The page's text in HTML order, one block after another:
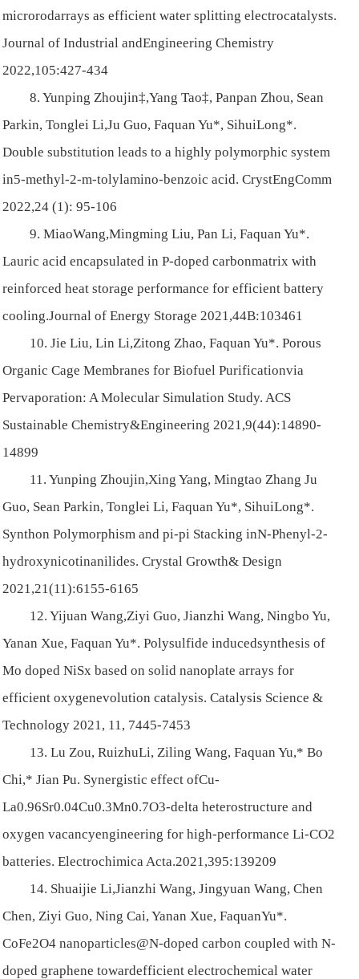
microrodarrays as efficient water splitting electrocatalysts.
Journal of Industrial andEngineering Chemistry
2022,105:427-434
8. Yunping Zhoujin‡,Yang Tao‡, Panpan Zhou, Sean
Parkin, Tonglei Li,Ju Guo, Faquan Yu*, SihuiLong*.
Double substitution leads to a highly polymorphic system
in5-methyl-2-m-tolylamino-benzoic acid. CrystEngComm
2022,24 (1): 95-106
9. MiaoWang,Mingming Liu, Pan Li, Faquan Yu*.
Lauric acid encapsulated in P-doped carbonmatrix with
reinforced heat storage performance for efficient battery
cooling.Journal of Energy Storage 2021,44B:103461
10. Jie Liu, Lin Li,Zitong Zhao, Faquan Yu*. Porous
Organic Cage Membranes for Biofuel Purificationvia
Pervaporation: A Molecular Simulation Study. ACS
Sustainable Chemistry&Engineering 2021,9(44):14890-
14899
11. Yunping Zhoujin,Xing Yang, Mingtao Zhang Ju
Guo, Sean Parkin, Tonglei Li, Faquan Yu*, SihuiLong*.
Synthon Polymorphism and pi-pi Stacking inN-Phenyl-2-
hydroxynicotinanilides. Crystal Growth& Design
2021,21(11):6155-6165
12. Yijuan Wang,Ziyi Guo, Jianzhi Wang, Ningbo Yu,
Yanan Xue, Faquan Yu*. Polysulfide inducedsynthesis of
Mo doped NiSx based on solid nanoplate arrays for
efficient oxygenevolution catalysis. Catalysis Science &
Technology 2021, 11, 7445-7453
13. Lu Zou, RuizhuLi, Ziling Wang, Faquan Yu,* Bo
Chi,* Jian Pu. Synergistic effect ofCu-
La0.96Sr0.04Cu0.3Mn0.7O3-delta heterostructure and
oxygen vacancyengineering for high-performance Li-CO2
batteries. Electrochimica Acta.2021,395:139209
14. Shuaijie Li,Jianzhi Wang, Jingyuan Wang, Chen
Chen, Ziyi Guo, Ning Cai, Yanan Xue, FaquanYu*.
CoFe2O4 nanoparticles@N-doped carbon coupled with N-
doped graphene towardefficient electrochemical water